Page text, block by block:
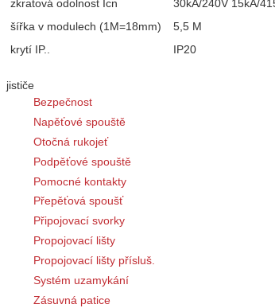
zkratová odolnost Icn
30kA/240V 15kA/
šířka v modulech (1M=18mm)
5,5 M
krytí IP..
IP20
jističe
Bezpečnost
Napěťové spouště
Otočná rukojeť
Podpěťové spouště
Pomocné kontakty
Přepěťová spoušť
Připojovací svorky
Propojovací lišty
Propojovací lišty přísluš.
Systém uzamykání
Zásuvná patice